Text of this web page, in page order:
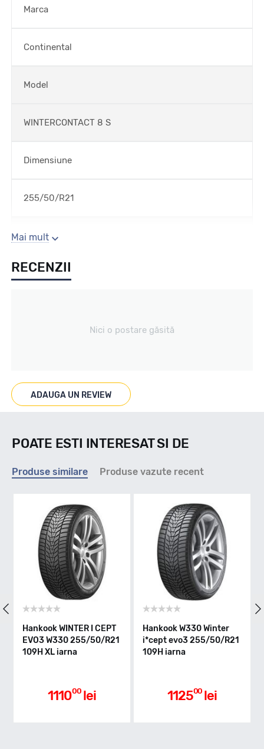
Marca
Continental
Model
WINTERCONTACT 8 S
Dimensiune
255/50/R21
Sezon
Iarna
Marcaje
Indice greutate
Clasa de eficienta
Mai mult
RECENZII
Nici o postare găsită
ADAUGA UN REVIEW
POATE ESTI INTERESAT SI DE
Produse similare Produse vazute recent
Hankook WINTER I CEPT
EVO3 W330 255/50/R21
109H XL iarna
111000 lei
Hankook W330 Winter
i*cept evo3 255/50/R21
109H iarna
112500 lei